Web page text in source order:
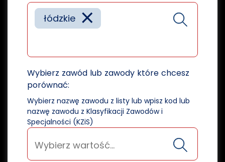
×
łódzkie
Wybierz zawód lub zawody które chcesz
porównać:
Wybierz nazwę zawodu z listy lub wpisz kod lub
nazwę zawodu z Klasyfikacji Zawodów i
Specjalności (KZiS)